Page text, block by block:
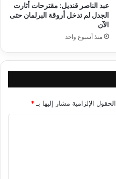
عبد الناصر قنديل: مقترحات أثارت
الجدل لم تدخل أروقة البرلمان حتى
الآن
منذ أسبوع واحد
الحقول الإلزامية مشار إليها بـ *